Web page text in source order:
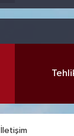
İletişim